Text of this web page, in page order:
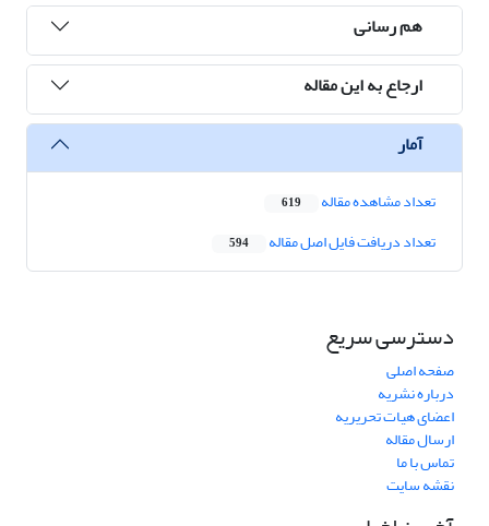
هم رسانی
ارجاع به این مقاله
آمار
تعداد مشاهده مقاله 619
تعداد دریافت فایل اصل مقاله 594
دسترسی سریع
صفحه اصلی
درباره نشریه
اعضای هیات تحریریه
ارسال مقاله
تماس با ما
نقشه سایت